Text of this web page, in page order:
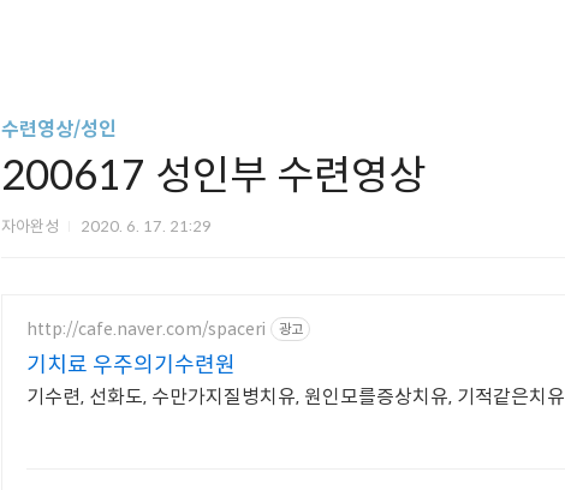
수련영상/성인
200617 성인부 수련영상
자아완성 2020. 6. 17. 21:29
http://cafe.naver.com/spaceri 광고
기치료 우주의기수련원
기수련, 선화도, 수만가지질병치유, 원인모를증상치유, 기적같은치